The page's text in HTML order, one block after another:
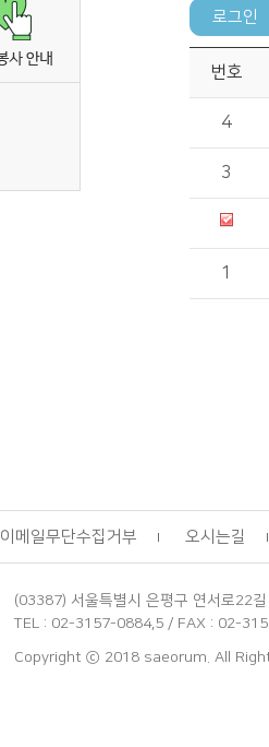
번호
4
3
1
이메일무단수집거부 오시는길
(03387) 서울특별시 은평구 연서로22
TEL : 02-3157-0884,5 / FAX : 02-
Copyright ⓒ 2018 saeorum. All